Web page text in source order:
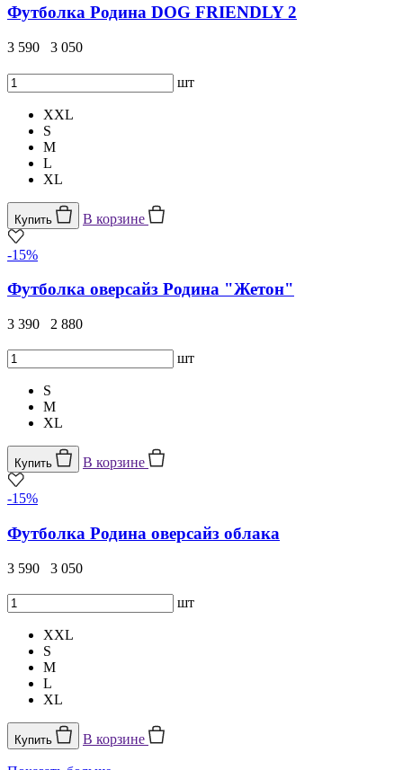
Футболка Родина DOG FRIENDLY 2
3 590 3 050
шт
XXL
S
M
L
XL
Купить В корзине
-15%
Футболка оверсайз Родина "Жетон"
3 390 2 880
шт
S
M
XL
Купить В корзине
-15%
Футболка Родина оверсайз облака
3 590 3 050
шт
XXL
S
M
L
XL
Купить В корзине